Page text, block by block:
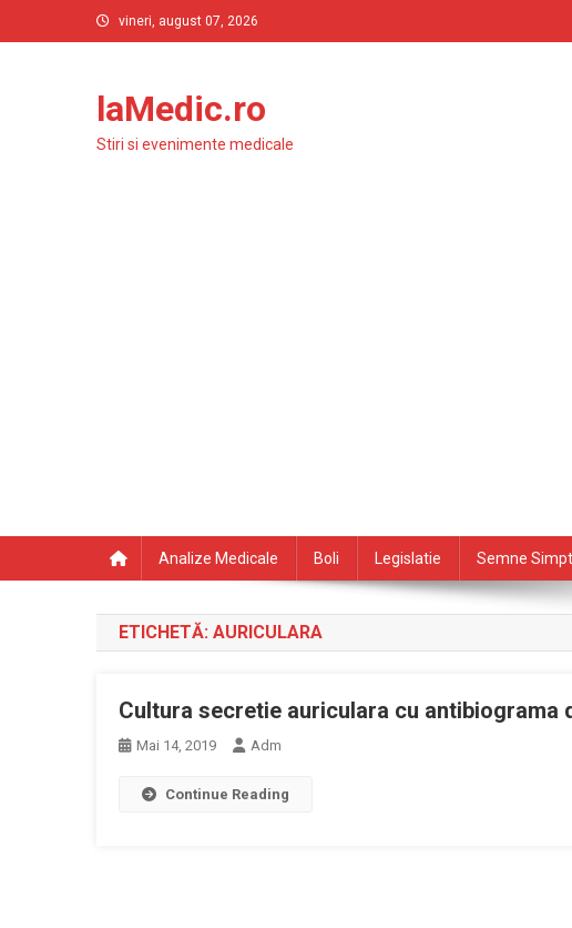
to
vineri, august 07, 2026
laMedic.ro
Stiri si evenimente medicale
Analize Medicale Boli Legislatie Semne
ETICHETĂ: AURICULARA
Cultura secretie auriculara cu antibiograma
Mai 14, 2019 Adm
Continue Reading